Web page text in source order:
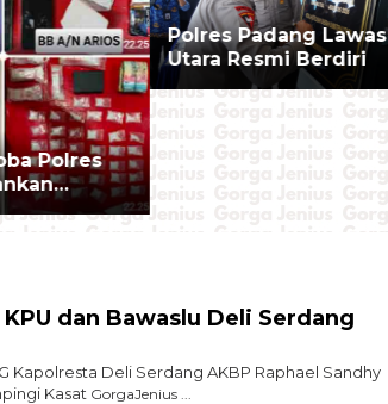
Polres
BB
Polres Padang Lawas
Utara Resmi Berdiri
dan Bawaslu Deli Serdang
Kapolresta Deli Serdang AKBP Raphael Sandhy
Kasat GorgaJenius